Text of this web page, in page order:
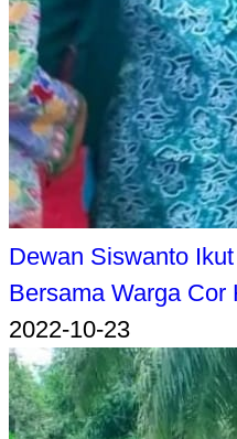
Dewan Siswanto
Bersama Warga Cor
2022-10-23